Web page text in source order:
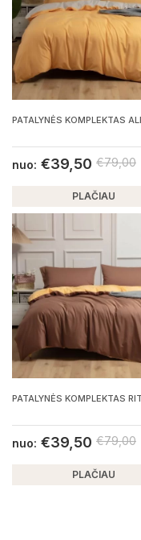
PATALYNĖS KOMPLEKTAS
nuo: €39,50 €79,00
PLAČIAU
PATALYNĖS KOMPLEKTAS
nuo: €39,50 €79,00
PLAČIAU